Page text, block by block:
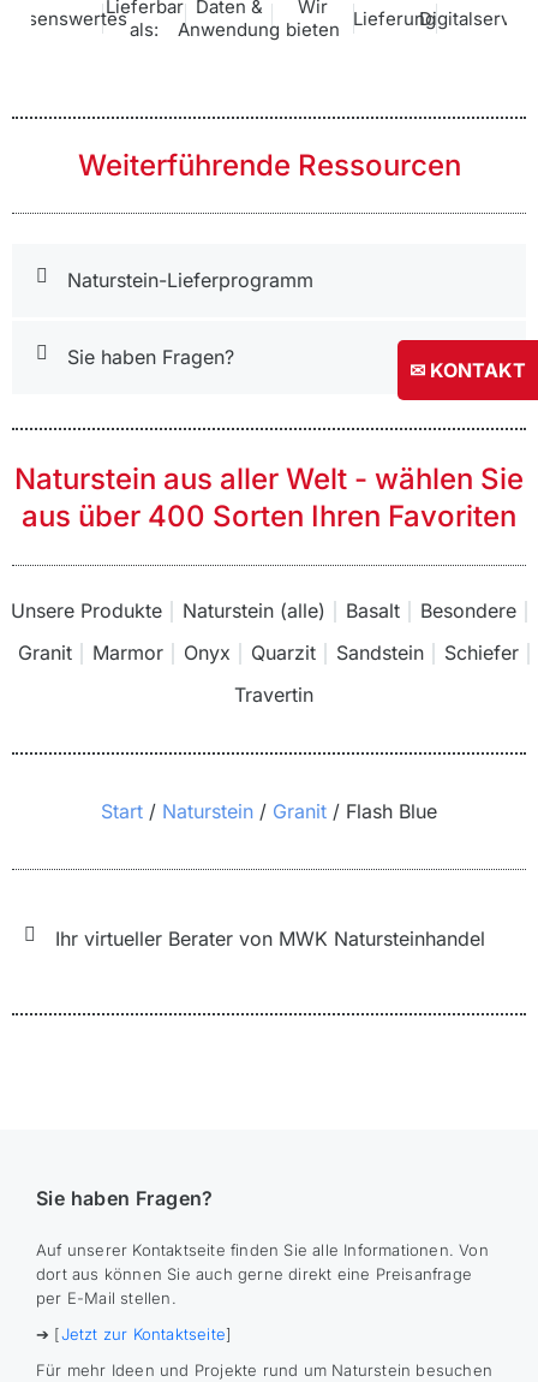
Lieferbar
als:
Daten &
Anwendung
Wir
bieten
LieferungDigitalservice
Weiterführende Ressourcen
Naturstein-Lieferprogramm
Sie haben Fragen?
Naturstein aus aller Welt - wählen Sie
aus über 400 Sorten Ihren Favoriten
Unsere Produkte Naturstein (alle) Basalt
Besondere
Granit
Marmor Onyx Quarzit Sandstein
Schiefer
Travertin
Sie befinden sich hier:
Start Naturstein Granit Flash Blue
Ihr virtueller Berater von MWK Natursteinhandel
Sie haben Fragen?
Auf unserer Kontaktseite finden Sie alle Informationen. Von
dort aus können Sie auch gerne direkt eine Preisanfrage
per E-Mail stellen.
➔ [Jetzt zur Kontaktseite]
Für mehr Ideen und Projekte rund um Naturstein besuchen
✉ KONTAKT